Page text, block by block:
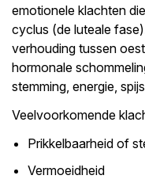
emotionele klachten
cyclus (de luteale
verhouding tussen
hormonale
stemming, energie,
Veelvoorkomende
Prikkelbaarheid of
Vermoeidheid